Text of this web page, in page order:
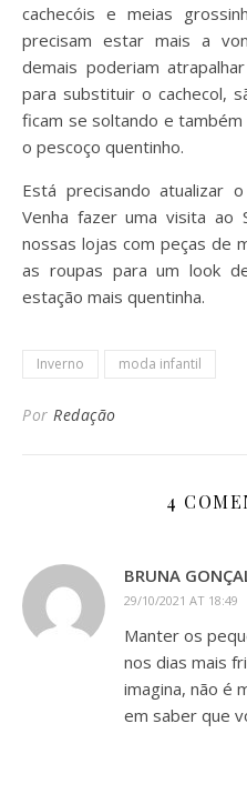
cachecóis e meias
precisam estar mais a
demais poderiam
para substituir o cachecol,
ficam se soltando e
o pescoço quentinho.
Está precisando atualizar
Venha fazer uma visita ao
nossas lojas com peças de
as roupas para um look
estação mais quentinha.
Inverno moda infantil
Por Redação
4
BRUNA
29/10/2021 AT 18:49
Manter os
nos dias mais
imagina, não é
em saber que